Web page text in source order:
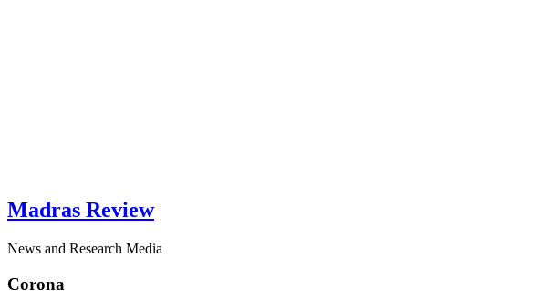
Madras Review
News and Research Media
Corona